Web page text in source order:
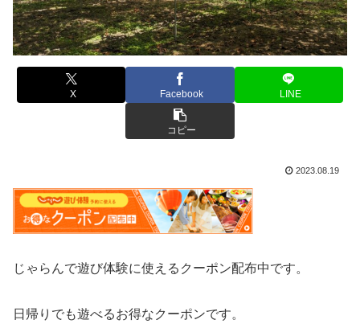
X Facebook LINE
コピー
2023.08.19
じゃらんで遊び体験に使えるクーポン配布中です。
日帰りでも遊べるお得なクーポンです。